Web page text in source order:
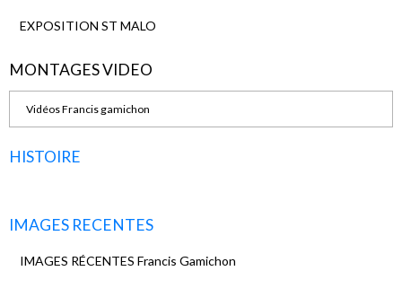
EXPOSITION ST MALO
MONTAGES VIDEO
Vidéos Francis gamichon
HISTOIRE
IMAGES RECENTES
IMAGES RÉCENTES Francis Gamichon